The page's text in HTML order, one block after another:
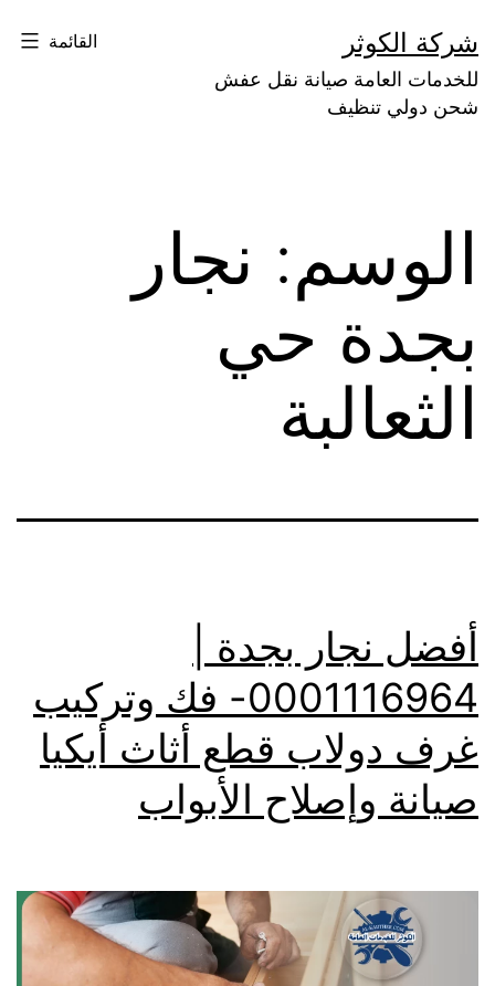
إلى
المحتوى
شركة الكوثر
للخدمات العامة صيانة نقل عفش
شحن دولي تنظيف
القائمة
الوسم: نجار
بجدة حي
الثعالبة
أفضل نجار بجدة |
0001116964- فك وتركيب
غرف دولاب قطع أثاث أيكيا
صيانة وإصلاح الأبواب